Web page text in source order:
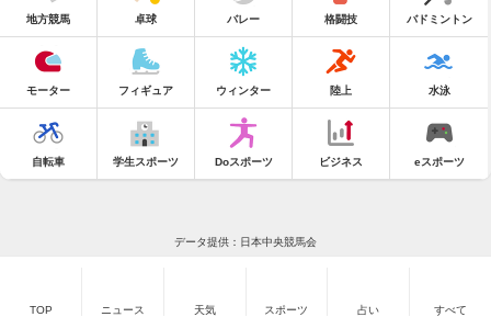
地方競馬 卓球 バレー 格闘技 バドミントン
モーター フィギュア ウィンター 陸上 水泳
自転車 学生スポーツ Doスポーツ ビジネス eスポーツ
データ提供：日本中央競馬会
TOP ニュース 天気 スポーツ 占い すべて